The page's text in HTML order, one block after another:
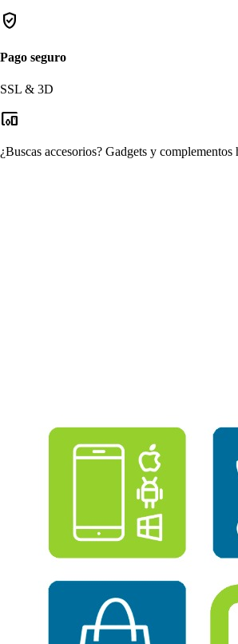
verified_user
Pago seguro
SSL & 3D
devices_other
¿Buscas accesorios? Gadgets y complementos